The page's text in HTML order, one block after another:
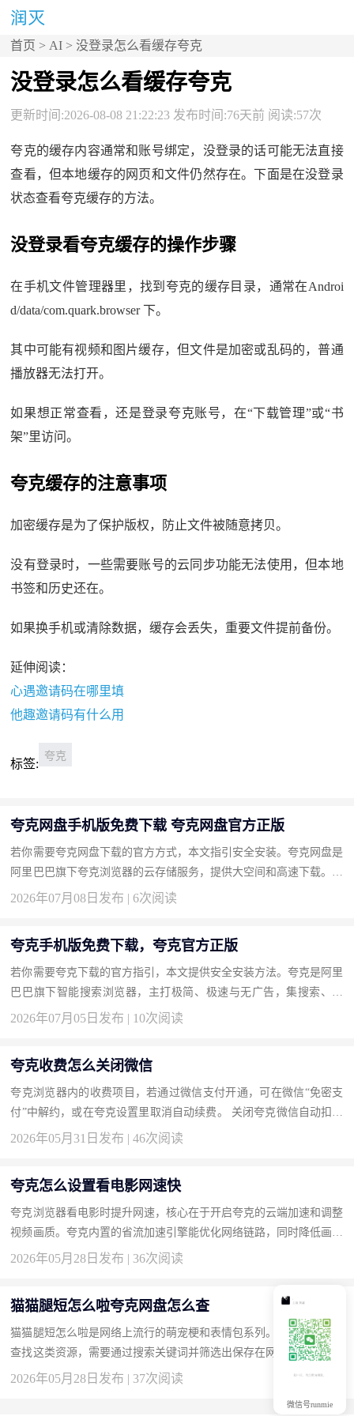
首页 > AI > 没登录怎么看缓存夸克
没登录怎么看缓存夸克
更新时间:2026-08-08 21:22:23 发布时间:76天前 阅读:57次
夸克的缓存内容通常和账号绑定，没登录的话可能无法直接
查看，但本地缓存的网页和文件仍然存在。下面是在没登录
状态查看夸克缓存的方法。
没登录看夸克缓存的操作步骤
在手机文件管理器里，找到夸克的缓存目录，通常在Androi
d/data/com.quark.browser 下。
其中可能有视频和图片缓存，但文件是加密或乱码的，普通
播放器无法打开。
如果想正常查看，还是登录夸克账号，在“下载管理”或“书
架”里访问。
夸克缓存的注意事项
加密缓存是为了保护版权，防止文件被随意拷贝。
没有登录时，一些需要账号的云同步功能无法使用，但本地
书签和历史还在。
如果换手机或清除数据，缓存会丢失，重要文件提前备份。
延伸阅读：
心遇邀请码在哪里填
他趣邀请码有什么用
标签:
夸克
夸克网盘手机版免费下载 夸克网盘官方正版
若你需要夸克网盘下载的官方方式，本文指引安全安装。夸克网盘是
阿里巴巴旗下夸克浏览器的云存储服务，提供大空间和高速下载。按
此获取正版。 下载地址：夸克网盘官方下载 为什么选择夸克网盘...
2026年07月08日发布 | 6次阅读
夸克手机版免费下载，夸克官方正版
若你需要夸克下载的官方指引，本文提供安全安装方法。夸克是阿里
巴巴旗下智能搜索浏览器，主打极简、极速与无广告，集搜索、网
盘、扫描于一体。按此获取正版，享受清爽浏览。 下载地址：夸克
2026年07月05日发布 | 10次阅读
夸克收费怎么关闭微信
夸克浏览器内的收费项目，若通过微信支付开通，可在微信“免密支
付”中解约，或在夸克设置里取消自动续费。 关闭夸克微信自动扣费
的方法 打开微信“我-服务-钱包-支付设置-免密支付”，找到夸克相...
2026年05月31日发布 | 46次阅读
夸克怎么设置看电影网速快
夸克浏览器看电影时提升网速，核心在于开启夸克的云端加速和调整
视频画质。夸克内置的省流加速引擎能优化网络链路，同时降低画质
可以减少带宽占用让加载更快。 夸克设置看电影网速快的操作步
2026年05月28日发布 | 36次阅读
猫猫腿短怎么啦夸克网盘怎么查
猫猫腿短怎么啦是网络上流行的萌宠梗和表情包系列。在夸克网盘中
查找这类资源，需要通过搜索关键词并筛选出保存在网盘中的相关文
件，夸克网盘的搜索功能支持文件名精确匹配和模糊搜索。 夸克
2026年05月28日发布 | 37次阅读
微信号runmie